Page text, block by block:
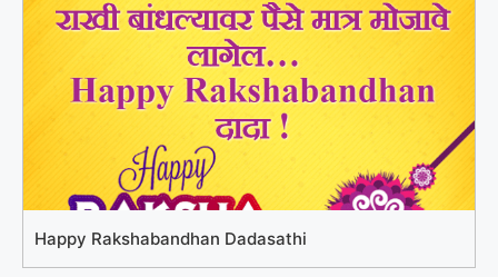
Happy Rakshabandhan Dadasathi